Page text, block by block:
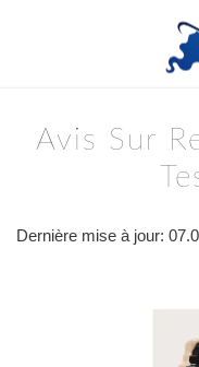
Avis Sur
Dernière mise à jour: